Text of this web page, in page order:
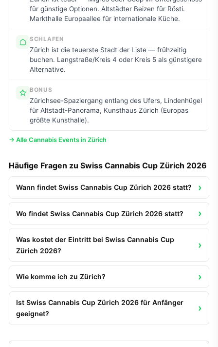
für günstige Optionen. Altstädter Beizen für Rösti.
Markthalle Europaallee für internationale Küche.
SCHLAFEN
Zürich ist die teuerste Stadt der Liste — frühzeitig
buchen. Langstraße/Kreis 4 oder Kreis 5 als günstigere
Alternative.
BONUS
Zürichsee-Spaziergang entlang des Ufers, Lindenhügel
für Altstadt-Panorama, Kunsthaus Zürich (Europas
größte Kunsthalle).
→ Alle Cannabis Events in Zürich
Häufige Fragen zu Swiss Cannabis Cup Zürich 2026
Wann findet Swiss Cannabis Cup Zürich 2026 statt?
Wo findet Swiss Cannabis Cup Zürich 2026 statt?
Was kostet der Eintritt bei Swiss Cannabis Cup
Zürich 2026?
Wie komme ich zu Zürich?
Ist Swiss Cannabis Cup Zürich 2026 für Anfänger
geeignet?